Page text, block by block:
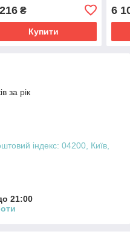
₴
Купити
6
за рік
індекс: 04200, Київ,
21:00